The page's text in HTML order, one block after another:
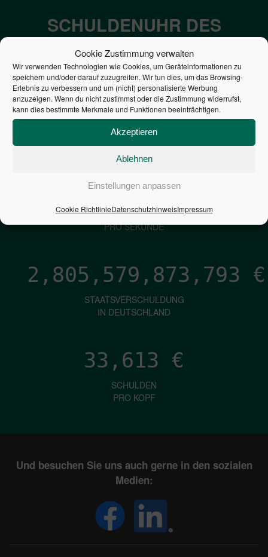
Cookie Zustimmung verwalten
Wir verwenden Technologien wie Cookies, um Geräteinformationen zu
speichern und/oder darauf zuzugreifen. Wir tun dies, um das Browsing-
Erlebnis zu verbessern und um (nicht) personalisierte Werbung
anzuzeigen. Wenn du nicht zustimmst oder die Zustimmung widerrufst,
kann dies bestimmte Merkmale und Funktionen beeinträchtigen.
Akzeptieren
Ablehnen
Einstellungen anpassen
Cookie RichtlinieDatenschutzhinweisImpressum
SCHULDENUHR DES
BUNDES DER
STEUERZAHLER
7,052€
NEUVERSCHULDUNG
PRO SEKUNDE
1,601€
ZINSEN
PRO SEKUNDE
2,805,579,875,020 €
STAATSVERSCHULDUNG
IN DEUTSCHLAND
33,613 €
SCHULDEN
PRO KOPF
Und besuchen Sie uns auch gerne in den sozialen
Medien: